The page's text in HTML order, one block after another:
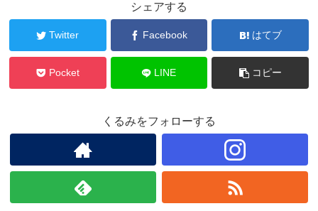
シェアする
Twitter Facebook はてブ
Pocket LINE コピー
くるみをフォローする